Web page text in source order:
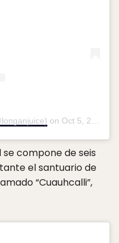
on Oct 5, 2018 at 1:05am PDT
compone de seis
el santuario de
“Cuauhcalli”,